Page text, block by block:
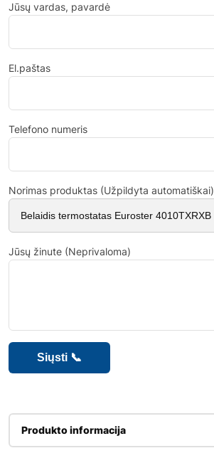
Jūsų vardas, pavardė
El.paštas
Telefono numeris
Norimas produktas (Užpildyta automatiškai)
Jūsų žinute (Neprivaloma)
Produkto informacija